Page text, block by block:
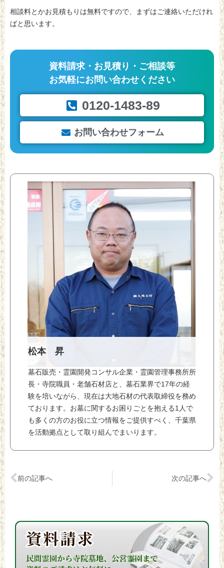
相談料とかお見積もりは無料ですので、まずはご連絡いただけれ
ばと思います。
資料請求・お見積り・ご相談等
お気軽にお問い合わせください
0120-1483-89
お問い合わせフォーム
松本 昇
墓石販売・霊園開発コンサル企業・霊園管理事務所所
長・寺院職員・老舗石材店と、墓石業界で17年の経
験を培いながら、現在は大地石材の代表取締役を務め
ております。お墓に関するお困りごとを抱える1人で
も多くの方のお役に立つ情報をご提供すべく、千葉県
を活動拠点として取り組んでまいります。
前の記事へ 次の記事へ